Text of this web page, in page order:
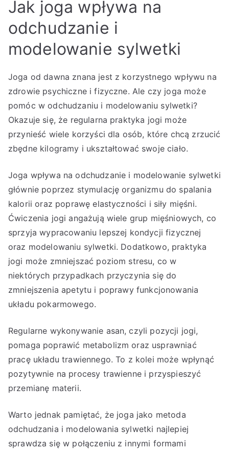
Jak joga wpływa na
odchudzanie i
modelowanie sylwetki
Joga od dawna znana jest z korzystnego wpływu na
zdrowie psychiczne i fizyczne. Ale czy joga może
pomóc w odchudzaniu i modelowaniu sylwetki?
Okazuje się, że regularna praktyka jogi może
przynieść wiele korzyści dla osób, które chcą zrzucić
zbędne kilogramy i ukształtować swoje ciało.
Joga wpływa na odchudzanie i modelowanie sylwetki
głównie poprzez stymulację organizmu do spalania
kalorii oraz poprawę elastyczności i siły mięśni.
Ćwiczenia jogi angażują wiele grup mięśniowych, co
sprzyja wypracowaniu lepszej kondycji fizycznej
oraz modelowaniu sylwetki. Dodatkowo, praktyka
jogi może zmniejszać poziom stresu, co w
niektórych przypadkach przyczynia się do
zmniejszenia apetytu i poprawy funkcjonowania
układu pokarmowego.
Regularne wykonywanie asan, czyli pozycji jogi,
pomaga poprawić metabolizm oraz usprawniać
pracę układu trawiennego. To z kolei może wpłynąć
pozytywnie na procesy trawienne i przyspieszyć
przemianę materii.
Warto jednak pamiętać, że joga jako metoda
odchudzania i modelowania sylwetki najlepiej
sprawdza się w połączeniu z innymi formami